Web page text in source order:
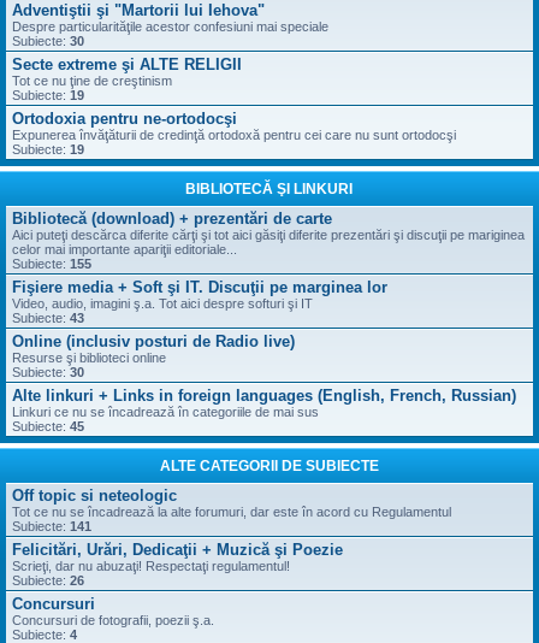
Adventiştii şi "Martorii lui Iehova"
Despre particularităţile acestor confesiuni mai speciale
Subiecte: 30
Secte extreme şi ALTE RELIGII
Tot ce nu ţine de creştinism
Subiecte: 19
Ortodoxia pentru ne-ortodocşi
Expunerea învăţăturii de credinţă ortodoxă pentru cei care nu sunt ortodocşi
Subiecte: 19
BIBLIOTECĂ ŞI LINKURI
Bibliotecă (download) + prezentări de carte
Aici puteţi descărca diferite cărţi şi tot aici găsiţi diferite prezentări şi discuţii pe mariginea
celor mai importante apariţii editoriale...
Subiecte: 155
Fişiere media + Soft şi IT. Discuţii pe marginea lor
Video, audio, imagini ş.a. Tot aici despre softuri şi IT
Subiecte: 43
Online (inclusiv posturi de Radio live)
Resurse şi biblioteci online
Subiecte: 30
Alte linkuri + Links in foreign languages (English, French, Russian)
Linkuri ce nu se încadrează în categoriile de mai sus
Subiecte: 45
ALTE CATEGORII DE SUBIECTE
Off topic si neteologic
Tot ce nu se încadrează la alte forumuri, dar este în acord cu Regulamentul
Subiecte: 141
Felicitări, Urări, Dedicaţii + Muzică şi Poezie
Scrieţi, dar nu abuzaţi! Respectaţi regulamentul!
Subiecte: 26
Concursuri
Concursuri de fotografii, poezii ş.a.
Subiecte: 4